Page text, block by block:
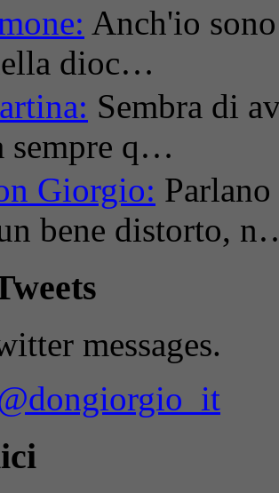
Anch'io
dioc…
Sembra di
sempre q…
Giorgio:
bene distorto,
messages.